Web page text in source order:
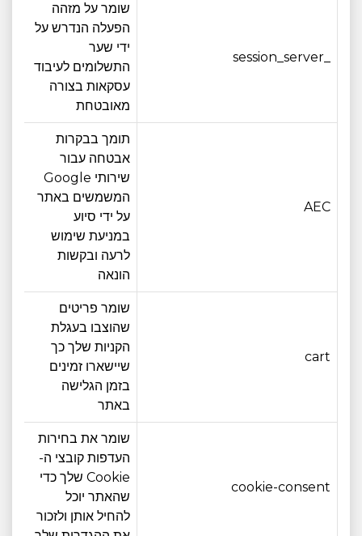
שומר על מזהה
הפעלה הנדרש על
ידי שער
התשלומים לעיבוד
עסקאות בצורה
מאובטחת
AEC
תומך בבקרות
אבטחה עבור
שירותי Google
המשמשים באתר
על ידי סיוע
במניעת שימוש
לרעה ובקשות
הונאה
cart
שומר פריטים
שהוצבו בעגלת
הקניות שלך כך
שיישארו זמינים
בזמן הגלישה
באתר
cookie-consent
שומר את בחירות
העדפות קובצי ה-
Cookie שלך כדי
שהאתר יוכל
להחיל אותן ולזכור